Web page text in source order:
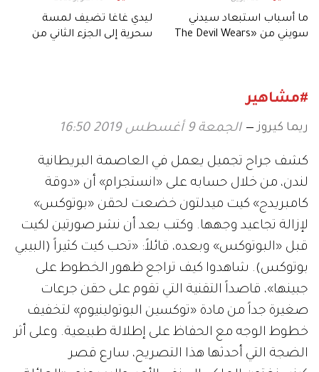
ما أسباب استبعاد سيدني
سويني من «The Devil Wears
ليدي غاغا تضيف لمسة
سحرية إلى الجزء الثاني من
#مشاهير
ريما كيروز الجمعة 9 أغسطس 2019 16:50
كشف جراح تجميل يعمل في العاصمة البريطانية
لندن، من خلال حسابه على «انستجرام» أن «دوقة
كامبريدج» كيت ميدلتون خضعت لحقن «بوتوكس»
لإزالة تجاعيد وجهها. وكتب بعد أن نشر صورتين لكيت
قبل «البوتوكس» وبعده، قائلاً: «تحب كيت كثيراً (البيبي
بوتوكس). شاهدوا كيف تراجع ظهور الخطوط على
جبينها»، قاصداً التقنية التي تقوم على حقن جرعات
صغيرة جداً من مادة «توكسين البوتولينيوم» لتخفيف
خطوط الوجه مع الحفاظ على إطلالة طبيعية. وعلى أثر
الضجة التي أحدثها هذا التصريح، سارع قصر